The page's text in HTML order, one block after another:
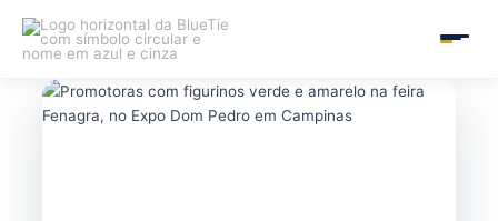
para
conteúdo